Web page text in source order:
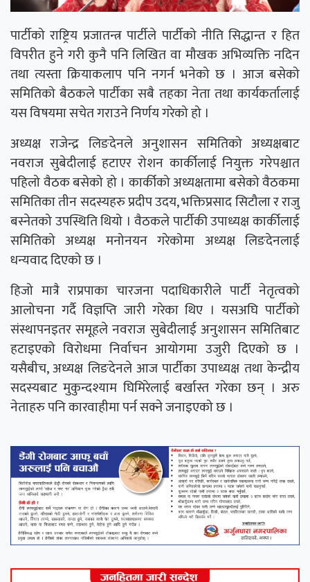
पार्टीको राष्ट्रिय प्रजातन्त्र पार्टीले पार्टीको नीति सिद्धान्त र हित
विपरीत हुने गरी कुनै पनि लिखित वा मौखक अभिव्यक्ति नदिन
तथा त्यस्ता क्रियाकलाप पनि नगर्न भनेको छ । आज बसेको
समितिको बैठकले पार्टीका सबै तहका नेता तथा कार्यकर्तालाई
यस विषयमा सचेत गराउने निर्णय गरेको हो ।
अध्यक्ष राजेन्द्र लिङदेनले अनुशासन समितिको अध्यक्षबाट
नवराज सुबेदीलाई हटाएर रोशन कार्कीलाई नियुक्त गरेपश्चात
पहिलो वैठक बसेको हो । कार्कीको अध्यक्षतामा बसेको वैठकमा
समितिका तीन सदस्यहरु प्रदीप उदय, भक्तिप्रसाद सिटौला र राजु
बस्नेतको उपस्थिति थियो । वैठकले पार्टीकी उपाध्यक्ष कार्कीलाई
समितिको अध्यक्ष मनोनयन गरेकोमा अध्यक्ष लिङदेनलाई
धन्यवाद दिएको छ ।
हिजो मात्रै राप्रपाका चारजना पदाधिकारीले पार्टी नेतृत्वको
आलोचना गर्दै विज्ञप्ति जारी गरेका थिए । यसअघि पार्टीको
संस्थापनइतर समूहले नवराज सुबेदीलाई अनुशासन समितिबाट
हटाइएको विरोधमा निर्वाचन आयोगमा उजुरी दिएको छ ।
यसैबीच, अध्यक्ष लिङदेनले आज पार्टीका उपाध्यक्ष तथा केन्द्रीय
सदस्यबाट मुकुन्दश्याम घिमिरेलाई बर्खास्त गरेका छन् । अरु
नेताहरु पनि कारवाहीमा पर्न सक्ने जनाइएको छ ।